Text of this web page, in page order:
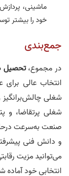
ماشینی،
خود را بیشتر
جمع‌بندی
در مجموع،تحصیل
انتخاب عالی
شغلی
شغلی پرتقاضا، و
صنعت به‌سرعت
و دانش فنی
می‌توانید مزیت
انتخابی خود آماده